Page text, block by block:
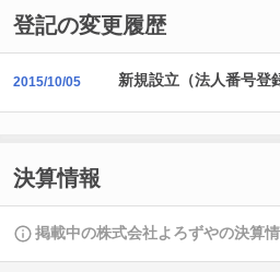
登記の変更履歴
2015/10/05 新規設立（法人番号登
決算情報
掲載中の株式会社よろずやの決算情